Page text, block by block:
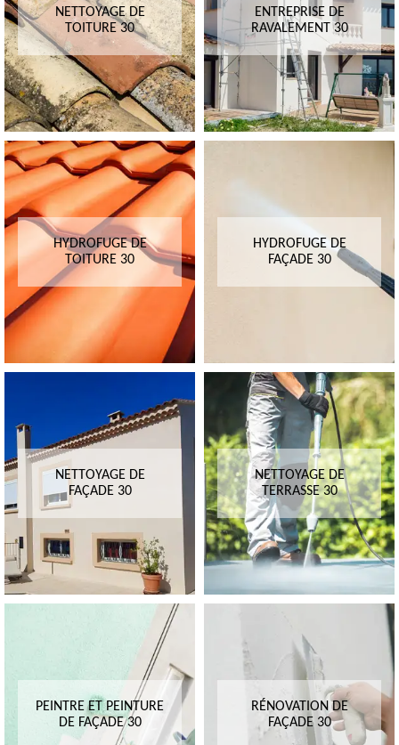
NETTOYAGE DE
TOITURE 30
ENTREPRISE DE
RAVALEMENT 30
HYDROFUGE DE
TOITURE 30
HYDROFUGE DE
FAÇADE 30
NETTOYAGE DE
FAÇADE 30
NETTOYAGE DE
TERRASSE 30
PEINTRE ET PEINTURE
DE FAÇADE 30
RÉNOVATION DE
FAÇADE 30